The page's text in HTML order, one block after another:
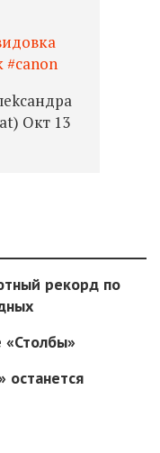
#canon
Окт 13
рекорд по
останется